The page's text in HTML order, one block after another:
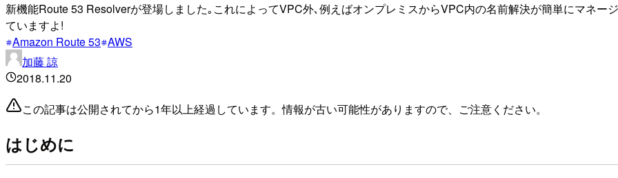
新機能Route 53 Resolverが登場しました｡これによってVPC外､例えばオンプレミスからVPC内の名前解決が簡単にマネー
ていますよ!
Amazon Route 53 AWS
加藤 諒
2018.11.20
この記事は公開されてから1年以上経過しています。情報が古い可能性がありますので、ご注意ください。
はじめに